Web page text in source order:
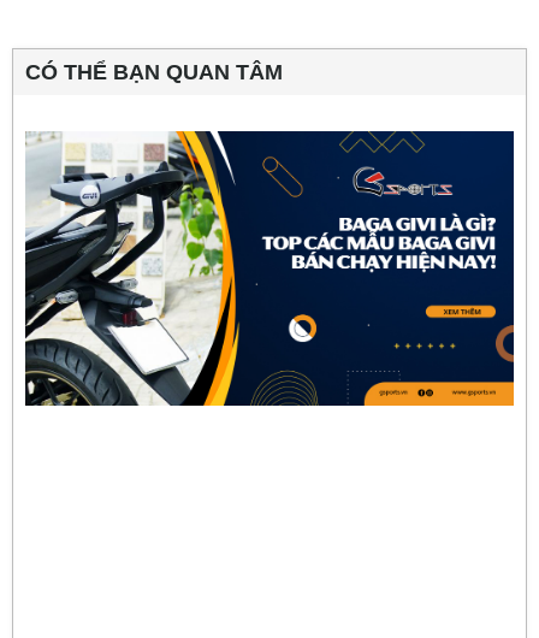
CÓ THỂ BẠN QUAN TÂM